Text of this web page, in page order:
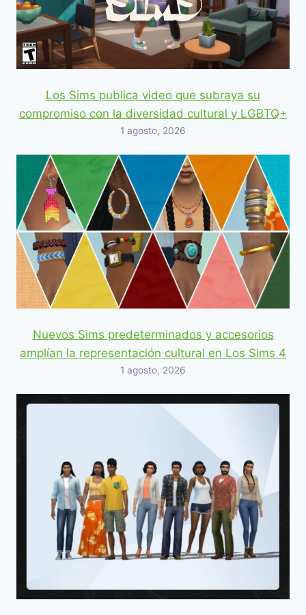
Los Sims publica video que subraya su
compromiso con la diversidad cultural y LGBTQ+
1 agosto, 2026
Nuevos Sims predeterminados y accesorios
amplían la representación cultural en Los Sims 4
1 agosto, 2026